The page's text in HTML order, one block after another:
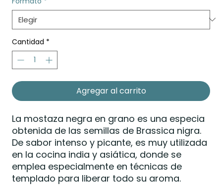
Cantidad *
Agregar al carrito
La mostaza negra en grano es una especia
obtenida de las semillas de Brassica nigra.
De sabor intenso y picante, es muy utilizada
en la cocina india y asiática, donde se
emplea especialmente en técnicas de
templado para liberar todo su aroma.